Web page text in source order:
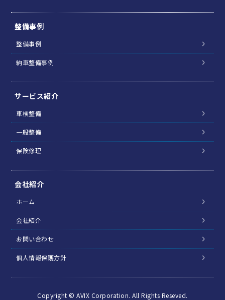
整備事例
整備事例
納車整備事例
サービス紹介
車検整備
一般整備
保険修理
会社紹介
ホーム
会社紹介
お問い合わせ
個人情報保護方針
Copyright © AVIX Corporation. All Rights Reseved.